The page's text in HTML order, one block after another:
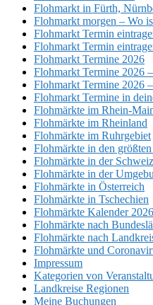
Flohmarkt in Fürth,
Flohmarkt morgen – Wo
Flohmarkt Termin
Flohmarkt Termin
Flohmarkt Termine 2026
Flohmarkt Termine 2026
Flohmarkt Termine 2026
Flohmarkt Termine in
Flohmärkte im Rhein-
Flohmärkte im Rheinland
Flohmärkte im Ruhrgebiet
Flohmärkte in den
Flohmärkte in der Schweiz
Flohmärkte in der
Flohmärkte in Österreich
Flohmärkte in Tschechien
Flohmärkte Kalender 2026
Flohmärkte nach
Flohmärkte nach
Flohmärkte und
Impressum
Kategorien von
Landkreise Regionen
Meine Buchungen